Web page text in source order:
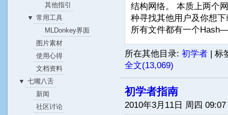
结构网络。 本质上两个
种寻找其他用户及你想
所有文件都有一个
所在其他目录:初学者 | 标
全文(13,069)
初学者指南
2010年3月11日 周四 09:07
其他指引
▼ 常用工具
MLDonkey界面
图片素材
使用心得
文档资料
▼ 七嘴八舌
新闻
社区讨论